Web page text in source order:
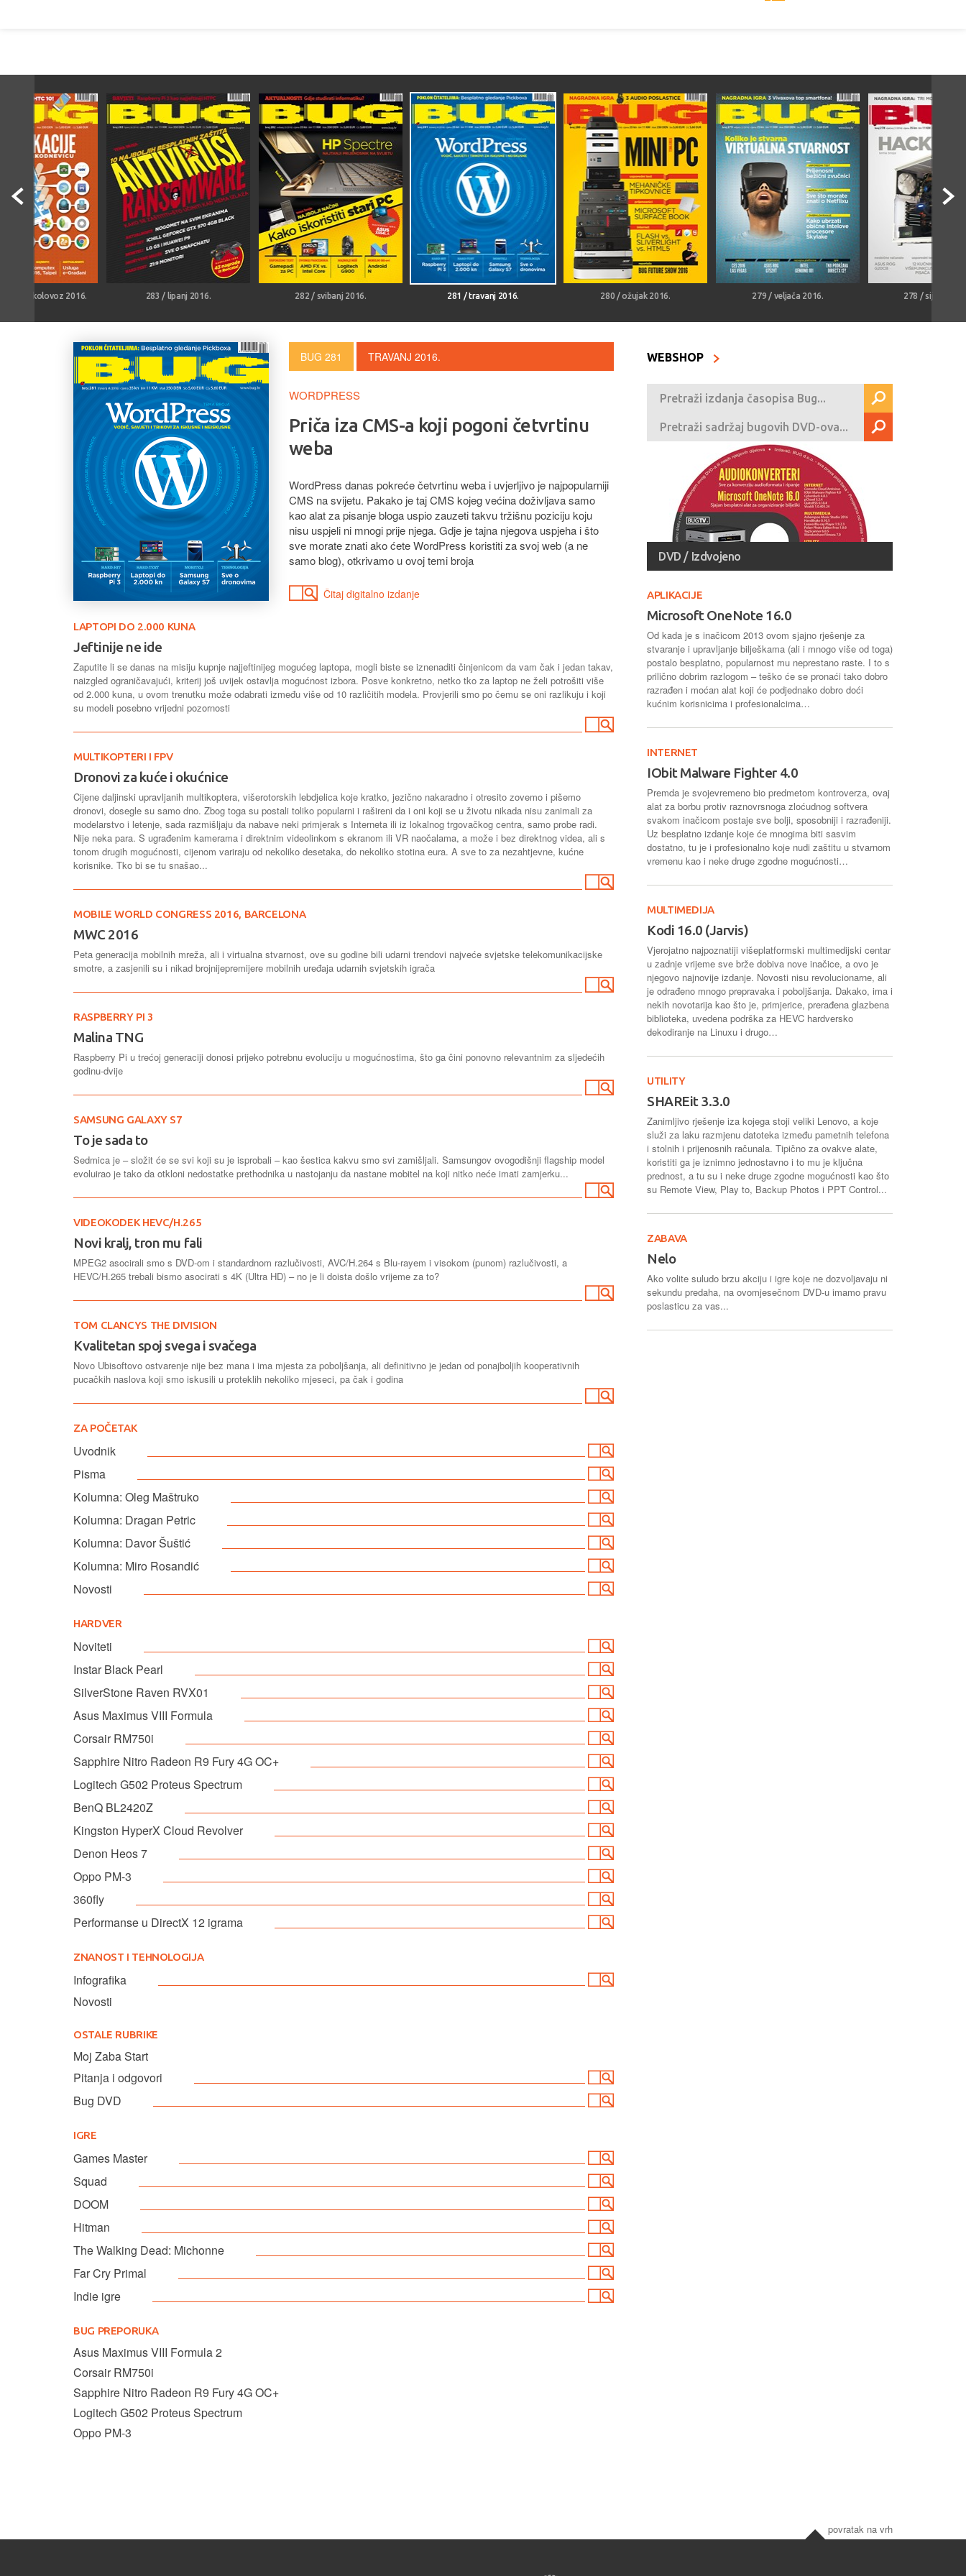
srpanj/kolovoz 2016. 283 / lipanj 2016. 282 / svibanj 2016. 281 / travanj 2016. 280 / ožujak 2016. 279 / veljača 2016. 278 / siječanj
BUG 281 TRAVANJ 2016.
WORDPRESS
Priča iza CMS-a koji pogoni četvrtinu
weba
WordPress danas pokreće četvrtinu weba i uvjerljivo je najpopularniji
CMS na svijetu. Pakako je taj CMS kojeg većina doživljava samo
kao alat za pisanje bloga uspio zauzeti takvu tržišnu poziciju koju
nisu uspjeli ni mnogi prije njega. Gdje je tajna njegova uspjeha i što
sve morate znati ako ćete WordPress koristiti za svoj web (a ne
samo blog), otkrivamo u ovoj temi broja
Čitaj digitalno izdanje
LAPTOPI DO 2.000 KUNA
Jeftinije ne ide
Zaputite li se danas na misiju kupnje najjeftinijeg mogućeg laptopa, mogli biste se iznenaditi činjenicom da vam čak i jedan takav,
naizgled ograničavajući, kriterij još uvijek ostavlja mogućnost izbora. Posve konkretno, netko tko za laptop ne želi potrošiti više
od 2.000 kuna, u ovom trenutku može odabrati između više od 10 različitih modela. Provjerili smo po čemu se oni razlikuju i koji
su modeli posebno vrijedni pozornosti
MULTIKOPTERI I FPV
Dronovi za kuće i okućnice
Cijene daljinski upravljanih multikoptera, višerotorskih lebdjelica koje kratko, jezično nakaradno i otresito zovemo i pišemo
dronovi, dosegle su samo dno. Zbog toga su postali toliko popularni i rašireni da i oni koji se u životu nikada nisu zanimali za
modelarstvo i letenje, sada razmišljaju da nabave neki primjerak s Interneta ili iz lokalnog trgovačkog centra, samo probe radi.
Nije neka para. S ugrađenim kamerama i direktnim videolinkom s ekranom ili VR naočalama, a može i bez direktnog videa, ali s
tonom drugih mogućnosti, cijenom variraju od nekoliko desetaka, do nekoliko stotina eura. A sve to za nezahtjevne, kućne
korisnike. Tko bi se tu snašao...
MOBILE WORLD CONGRESS 2016, BARCELONA
MWC 2016
Peta generacija mobilnih mreža, ali i virtualna stvarnost, ove su godine bili udarni trendovi najveće svjetske telekomunikacijske
smotre, a zasjenili su i nikad brojnijepremijere mobilnih uređaja udarnih svjetskih igrača
RASPBERRY PI 3
Malina TNG
Raspberry Pi u trećoj generaciji donosi prijeko potrebnu evoluciju u mogućnostima, što ga čini ponovno relevantnim za sljedećih
godinu-dvije
SAMSUNG GALAXY S7
To je sada to
Sedmica je – složit će se svi koji su je isprobali – kao šestica kakvu smo svi zamišljali. Samsungov ovogodišnji flagship model
evoluirao je tako da otkloni nedostatke prethodnika u nastojanju da nastane mobitel na koji nitko neće imati zamjerku...
VIDEOKODEK HEVC/H.265
Novi kralj, tron mu fali
MPEG2 asocirali smo s DVD-om i standardnom razlučivosti, AVC/H.264 s Blu-rayem i visokom (punom) razlučivosti, a
HEVC/H.265 trebali bismo asocirati s 4K (Ultra HD) – no je li doista došlo vrijeme za to?
TOM CLANCYS THE DIVISION
Kvalitetan spoj svega i svačega
Novo Ubisoftovo ostvarenje nije bez mana i ima mjesta za poboljšanja, ali definitivno je jedan od ponajboljih kooperativnih
pucačkih naslova koji smo iskusili u proteklih nekoliko mjeseci, pa čak i godina
ZA POČETAK
Uvodnik
Pisma
Kolumna: Oleg Maštruko
Kolumna: Dragan Petric
Kolumna: Davor Šuštić
Kolumna: Miro Rosandić
Novosti
HARDVER
Noviteti
Instar Black Pearl
SilverStone Raven RVX01
Asus Maximus VIII Formula
Corsair RM750i
Sapphire Nitro Radeon R9 Fury 4G OC+
Logitech G502 Proteus Spectrum
BenQ BL2420Z
Kingston HyperX Cloud Revolver
Denon Heos 7
Oppo PM-3
360fly
Performanse u DirectX 12 igrama
ZNANOST I TEHNOLOGIJA
Infografika
Novosti
OSTALE RUBRIKE
Moj Zaba Start
Pitanja i odgovori
Bug DVD
IGRE
Games Master
Squad
DOOM
Hitman
The Walking Dead: Michonne
Far Cry Primal
Indie igre
BUG PREPORUKA
Asus Maximus VIII Formula 2
Corsair RM750i
Sapphire Nitro Radeon R9 Fury 4G OC+
Logitech G502 Proteus Spectrum
Oppo PM-3
WEBSHOP
DVD / Izdvojeno
APLIKACIJE
Microsoft OneNote 16.0
Od kada je s inačicom 2013 ovom sjajno rješenje za
stvaranje i upravljanje bilješkama (ali i mnogo više od toga)
postalo besplatno, popularnost mu neprestano raste. I to s
prilično dobrim razlogom – teško će se pronaći tako dobro
razrađen i moćan alat koji će podjednako dobro doći
kućnim korisnicima i profesionalcima…
INTERNET
IObit Malware Fighter 4.0
Premda je svojevremeno bio predmetom kontroverza, ovaj
alat za borbu protiv raznovrsnoga zloćudnog softvera
svakom inačicom postaje sve bolji, sposobniji i razrađeniji.
Uz besplatno izdanje koje će mnogima biti sasvim
dostatno, tu je i profesionalno koje nudi zaštitu u stvarnom
vremenu kao i neke druge zgodne mogućnosti…
MULTIMEDIJA
Kodi 16.0 (Jarvis)
Vjerojatno najpoznatiji višeplatformski multimedijski centar
u zadnje vrijeme sve brže dobiva nove inačice, a ovo je
njegovo najnovije izdanje. Novosti nisu revolucionarne, ali
je odrađeno mnogo prepravaka i poboljšanja. Dakako, ima i
nekih novotarija kao što je, primjerice, prerađena glazbena
biblioteka, uvedena podrška za HEVC hardversko
dekodiranje na Linuxu i drugo…
UTILITY
SHAREit 3.3.0
Zanimljivo rješenje iza kojega stoji veliki Lenovo, a koje
služi za laku razmjenu datoteka između pametnih telefona
i stolnih i prijenosnih računala. Tipično za ovakve alate,
koristiti ga je iznimno jednostavno i to mu je ključna
prednost, a tu su i neke druge zgodne mogućnosti kao što
su Remote View, Play to, Backup Photos i PPT Control...
ZABAVA
Nelo
Ako volite suludo brzu akciju i igre koje ne dozvoljavaju ni
sekundu predaha, na ovomjesečnom DVD-u imamo pravu
poslasticu za vas...
povratak na vrh